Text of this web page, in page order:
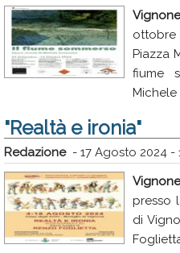
Vignone
Piazza
fiume
Michele
"Realtà e ironia"
Redazione- 17 Agosto 2024 -
Vignone
presso
di